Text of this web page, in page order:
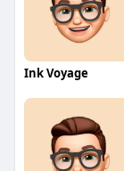
Ink Voyage